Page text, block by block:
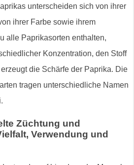
unterscheiden sich von ihrer
ihrer Farbe sowie ihrem
alle Paprikasorten enthalten,
Konzentration, den Stoff
die Schärfe der Paprika. Die
tragen unterschiedliche Namen
Züchtung und
Verwendung und